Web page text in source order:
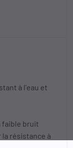
à l'eau et
faible bruit
résistance à